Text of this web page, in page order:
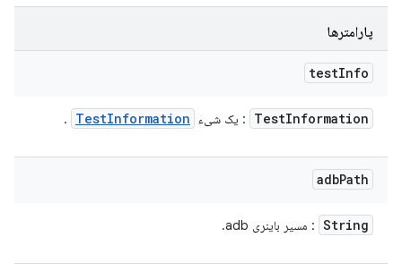
پارامترها
testInfo
TestInformation : یک شیء TestInformation
.
adbPath
String : مسیر باینری adb.